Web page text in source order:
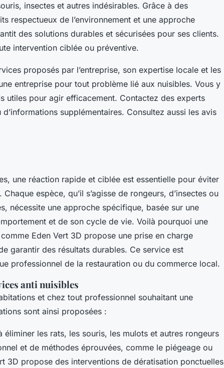
insectes et autres indésirables. Grâce à des
respectueux de l’environnement et une approche
des solutions durables et sécurisées pour ses clients.
intervention ciblée ou préventive.
proposés par l’entreprise, son expertise locale et les
entreprise pour tout problème lié aux nuisibles. Vous y
utiles pour agir efficacement. Contactez des experts
supplémentaires. Consultez aussi les avis
une réaction rapide et ciblée est essentielle pour éviter
espèce, qu’il s’agisse de rongeurs, d’insectes ou
nécessite une approche spécifique, basée sur une
et de son cycle de vie. Voilà pourquoi une
Eden Vert 3D propose une prise en charge
garantir des résultats durables. Ce service est
professionnel de la restauration ou du commerce local.
anti nuisibles
et chez tout professionnel souhaitant une
sont ainsi proposées :
éliminer les rats, les souris, les mulots et autres rongeurs
et de méthodes éprouvées, comme le piégeage ou
3D propose des interventions de dératisation ponctuelles